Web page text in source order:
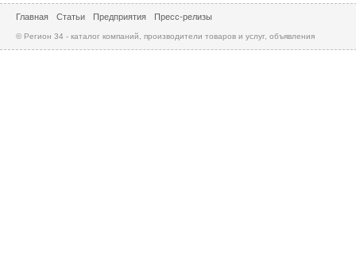
Главная Статьи Предприятия Пресс-релизы
© Регион 34 - каталог компаний, производители товаров и услуг, объявления